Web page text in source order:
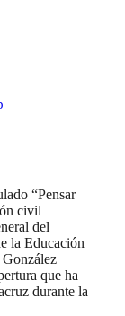
“Pensar
civil
del
la Educación
que ha
durante la